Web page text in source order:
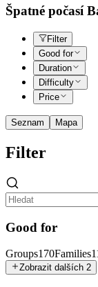
Špatné počasí
Filter
Good for
Duration
Difficulty
Price
Seznam Mapa
Filter
Good for
Groups170Families
Zobrazit dalších 2